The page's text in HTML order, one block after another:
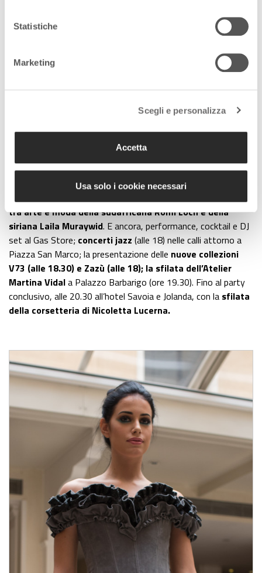
Statistiche
Marketing
Scegli e personalizza
Accetta
Usa solo i cookie necessari
collezioni “PE19” di Alberta Ferretti, Moschino e
Palazzo Barbarigo, il cocktail di presentazione delle
collezioni
Jungle Vibes.
Sagredo, che ospiterà, alle 19, anche la sfilata Primavera-
fashion lounge con cocktail e DJ set. Ricchissimo il palinsesto
della giornata di chiusura, sabato 30. Dalle 10 alle 16, presso
Bevilacqua Tessuti, loshooting dedicato ai fotografi; dalle
10 alle 18, all’hotel Carlton, ilsalotto sartoriale “Creative
Women’s Club”
’installazione
tra arte e moda della sudafricana Romi Loch e della
siriana Laila Muraywid. E ancora, performance, cocktail e DJ
set al Gas Store; concerti jazz (alle 18) nelle calli attorno a
Piazza San Marco; la presentazione delle nuove collezioni
V73 (alle 18.30) e Zazù (alle 18); la sfilata dell’Atelier
Martina Vidala Palazzo Barbarigo (ore 19.30). Fino al party
conclusivo, alle 20.30 all’hotel Savoia e Jolanda, con la sfilata
della corsetteria di Nicoletta Lucerna.